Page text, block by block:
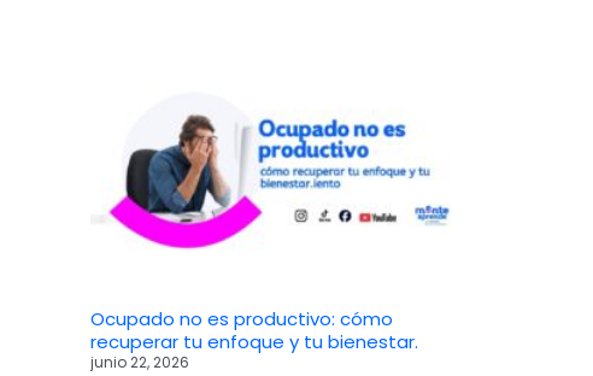
Ocupado no es productivo: cómo
recuperar tu enfoque y tu bienestar.
junio 22, 2026